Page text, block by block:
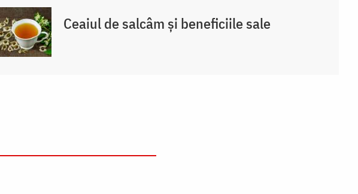
Ceaiul de salcâm și beneficiile sale